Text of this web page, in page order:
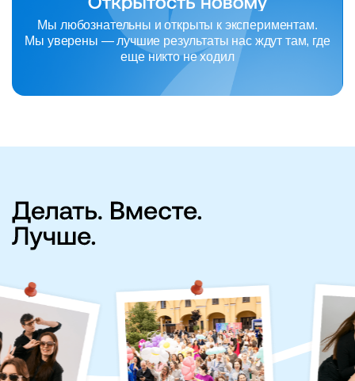
Мы любознательны и открыты к экспериментам.
Мы уверены — лучшие результаты нас ждут там, где
еще никто не ходил